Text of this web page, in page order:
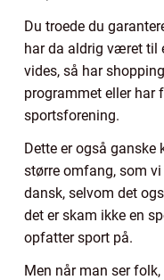
Du troede du
har da aldrig været til
vides, så har
programmet eller har
sportsforening.
Dette er også ganske
større omfang, som
dansk, selvom det
det er skam ikke en
opfatter sport på.
Men når man ser folk,